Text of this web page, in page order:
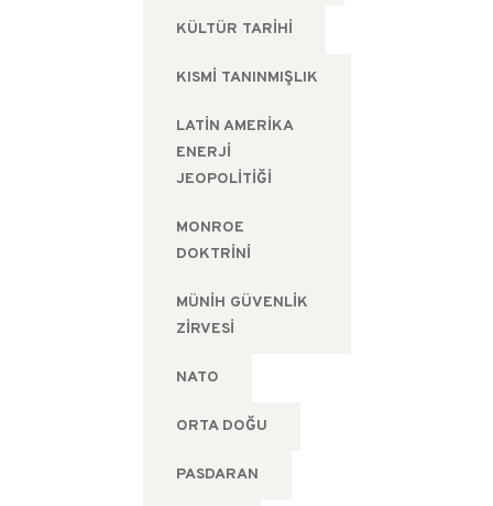
KÜLTÜR TARIHI
KISMI TANINMIŞLIK
LATIN AMERIKA
ENERJI
JEOPOLITIĞI
MONROE
DOKTRINI
MÜNIH GÜVENLIK
ZIRVESI
NATO
ORTA DOĞU
PASDARAN